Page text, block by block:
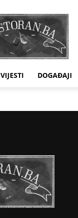
VIJESTI DOGAĐAJI